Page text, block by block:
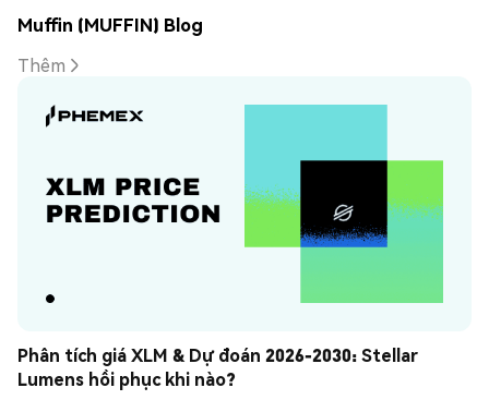
Muffin (MUFFIN) Blog
Thêm
Phân tích giá XLM & Dự đoán 2026-2030: Stellar
Lumens hồi phục khi nào?